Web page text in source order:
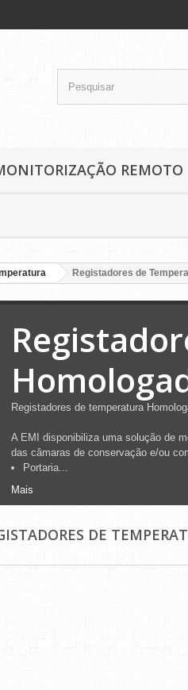
REMOTO
Registadores de
Registadores de temperatura
A EMI disponibiliza uma solução de
das câmaras de conservação e/ou
Portaria...
Mais
DE